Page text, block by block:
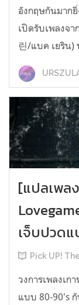
อังกฤษกันมาก
เปิดรับเพลงจา
린/แบค เยริน)
[แปลเพล
เจ็บปวด
Pick UP!
วงการเพลงเก
แบบ 80-90's